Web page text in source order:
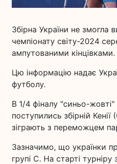
Збірна України не змогла
чемпіонату світу-2024
ампутованими кінцівками.
Цю інформацію надає
футболу.
В 1/4 фіналу "синьо-жовті"
поступились збірній Кенії
зіграють з переможцем
Зазначимо, що українки
групі С. На старті турніру